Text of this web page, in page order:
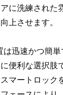
に洗練された
上させます。
迅速かつ簡
便利な選択肢
マートロック